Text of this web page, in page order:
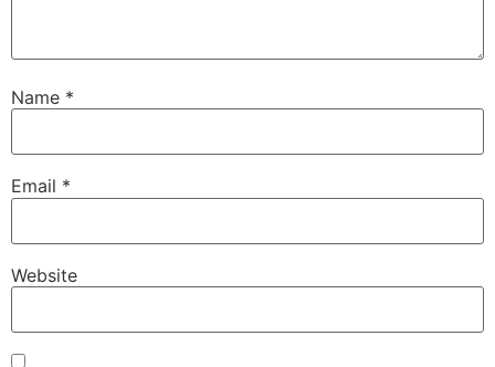
Name *
Email *
Website